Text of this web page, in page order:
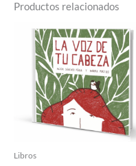
Productos relacionados
Libros